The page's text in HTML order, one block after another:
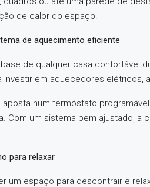
de calor do espaço.
de aquecimento eficiente
de qualquer casa confortável
investir em aquecedores elétricos,
aposta num termóstato
Com um sistema bem ajustado,
para relaxar
um espaço para descontrair e